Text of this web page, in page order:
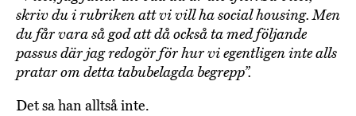
skriv du i rubriken att vi vill ha social housing. Men
du får vara så god att då också ta med följande
passus där jag redogör för hur vi egentligen inte alls
pratar om detta tabubelagda begrepp”.
Det sa han alltså inte.